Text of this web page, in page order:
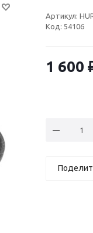
Артикул:
Код: 54106
1 600